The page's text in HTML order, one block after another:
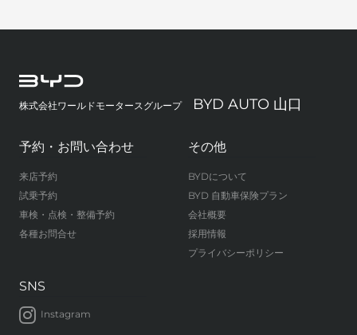
株式会社ワールドモータースグループ BYD AUTO 山口
予約・お問い合わせ
来店予約
試乗予約
車検・点検・整備予約
各種お問合せ
その他
BYDについて
BYD 自動車保険プラン
会社概要
採用情報
プライバシーポリシー
SNS
Instagram